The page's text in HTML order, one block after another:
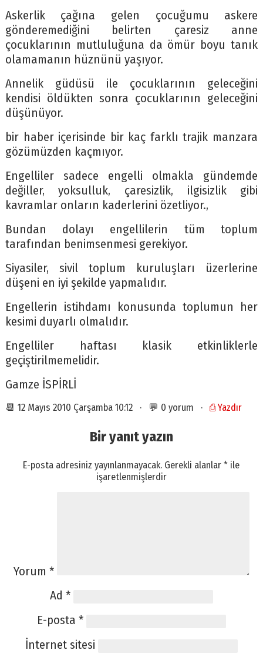
Askerlik çağına gelen çocuğumu askere
gönderemediğini belirten çaresiz anne
çocuklarının mutluluğuna da ömür boyu tanık
olamamanın hüznünü yaşıyor.
Annelik güdüsü ile çocuklarının geleceğini
kendisi öldükten sonra çocuklarının geleceğini
düşünüyor.
bir haber içerisinde bir kaç farklı trajik manzara
gözümüzden kaçmıyor.
Engelliler sadece engelli olmakla gündemde
değiller, yoksulluk, çaresizlik, ilgisizlik gibi
kavramlar onların kaderlerini özetliyor.,
Bundan dolayı engellilerin tüm toplum
tarafından benimsenmesi gerekiyor.
Siyasiler, sivil toplum kuruluşları üzerlerine
düşeni en iyi şekilde yapmalıdır.
Engellerin istihdamı konusunda toplumun her
kesimi duyarlı olmalıdır.
Engelliler haftası klasik etkinliklerle
geçiştirilmemelidir.
Gamze İSPİRLİ
📆 12 Mayıs 2010 Çarşamba 10:12 · 💬 0 yorum · ⎙ Yazdır
Bir yanıt yazın
E-posta adresiniz yayınlanmayacak. Gerekli alanlar* ile
işaretlenmişlerdir
Yorum *
Ad *
E-posta *
İnternet sitesi